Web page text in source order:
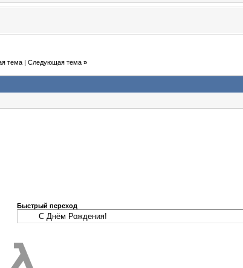
тема| Следующая тема »
Быстрый переход